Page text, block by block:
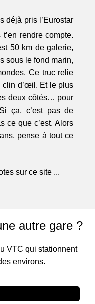
déjà pris l’Eurostar
rendre compte.
50 km de galerie,
sous le fond marin,
Ce truc relie
clin d’œil. Et le plus
deux côtés… pour
ça, c’est pas de
ce que c’est. Alors
pense à tout ce
sur ce site ...
autre gare ?
VTC qui stationnent
environs.